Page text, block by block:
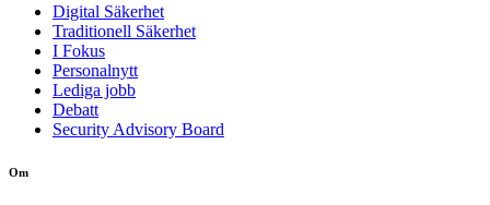
Digital Säkerhet
Traditionell Säkerhet
I Fokus
Personalnytt
Lediga jobb
Debatt
Security Advisory Board
Om